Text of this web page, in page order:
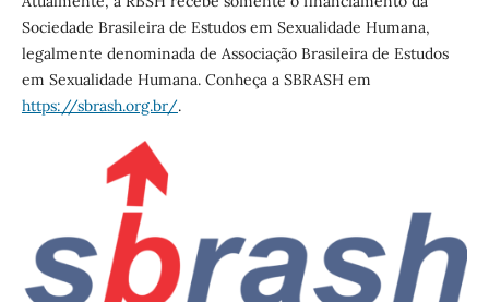
Sociedade Brasileira de Estudos em Sexualidade Humana,
legalmente denominada de Associação Brasileira de Estudos
em Sexualidade Humana. Conheça a SBRASH em
https://sbrash.org.br/.